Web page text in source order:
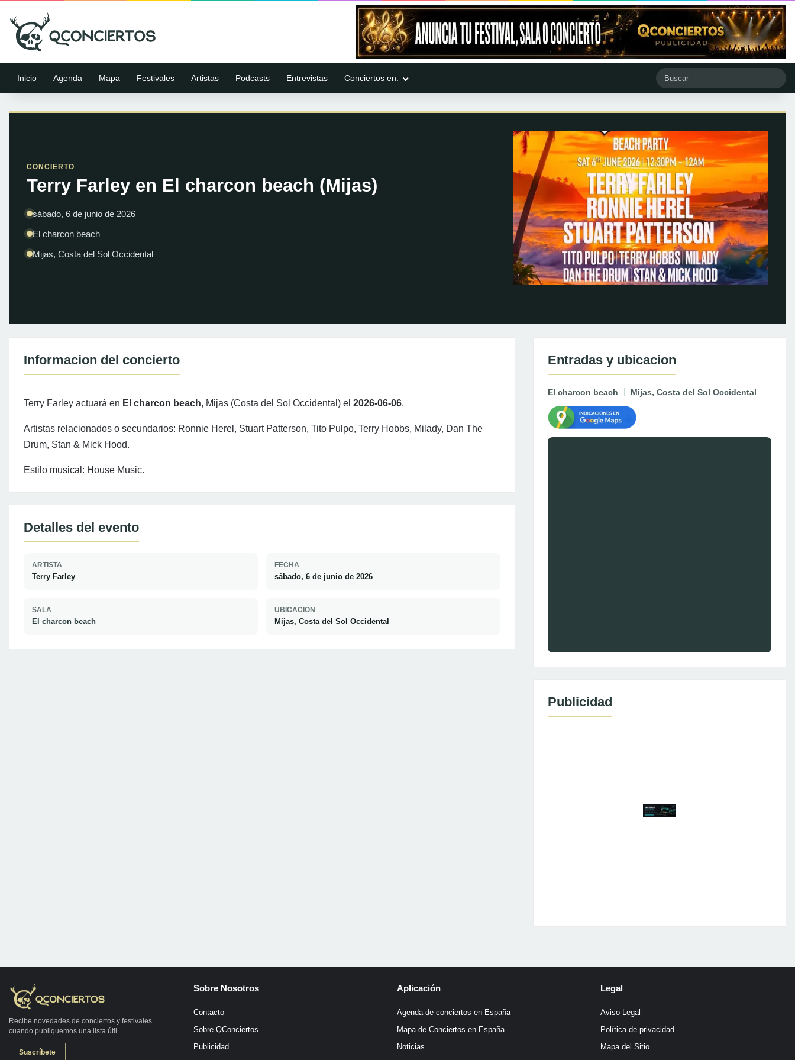
Inicio Agenda Mapa Festivales Artistas Podcasts Entrevistas Conciertos en:
CONCIERTO
Terry Farley en El charcon beach (Mijas)
sábado, 6 de junio de 2026
El charcon beach
Mijas, Costa del Sol Occidental
Informacion del concierto
Terry Farley actuará en El charcon beach, Mijas (Costa del Sol Occidental) el 2026-06-06.
Artistas relacionados o secundarios: Ronnie Herel, Stuart Patterson, Tito Pulpo, Terry Hobbs, Milady, Dan The
Drum, Stan & Mick Hood.
Estilo musical: House Music.
Detalles del evento
ARTISTA
Terry Farley
FECHA
sábado, 6 de junio de 2026
SALA
El charcon beach
UBICACION
Mijas, Costa del Sol Occidental
Entradas y ubicacion
El charcon beach Mijas, Costa del Sol Occidental
Publicidad
Publicidad
Recibe novedades de conciertos y festivales
cuando publiquemos una lista útil.
Suscríbete
Sobre Nosotros
Contacto
Sobre QConciertos
Publicidad
Aplicación
Agenda de conciertos en España
Mapa de Conciertos en España
Noticias
Legal
Aviso Legal
Política de privacidad
Mapa del Sitio